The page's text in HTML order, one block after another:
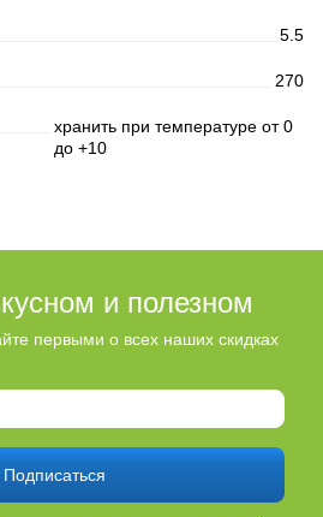
5.5
270
хранить при температуре от 0
до +10
и полезном
первыми о всех наших скидках
Подписаться